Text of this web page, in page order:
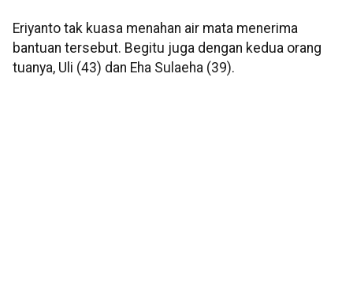
Eriyanto tak kuasa menahan air mata menerima
bantuan tersebut. Begitu juga dengan kedua orang
tuanya, Uli (43) dan Eha Sulaeha (39).